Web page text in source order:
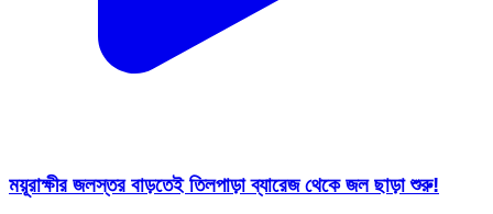
ময়ূরাক্ষীর জলস্তর বাড়তেই তিলপাড়া ব্যারেজ থেকে জল ছাড়া শুরু!